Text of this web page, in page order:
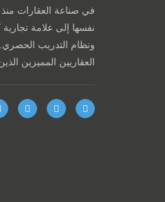
نفسها إلى علامة
ونظام التدريب الحصري.
العقاريين المميزين